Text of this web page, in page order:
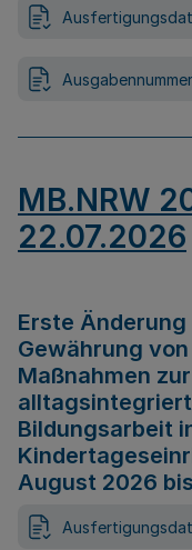
Ausgabennummer
MB.NRW
22.07.2026
Erste
Gewährung
Maßnahmen
Bildungsarbeit
August 2026